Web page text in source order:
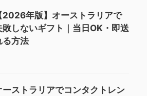
2026年版】オーストラリアで
敗しないギフト｜当日OK・即送
る方法
ーストラリアでコンタクトレン